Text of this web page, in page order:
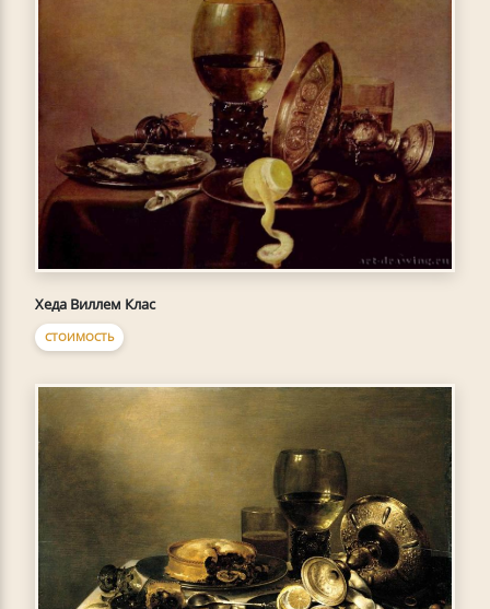
Хеда Виллем Клас
СТОИМОСТЬ